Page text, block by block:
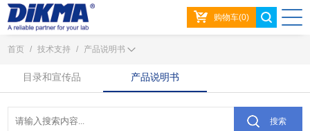
购物车(0)
首页 / 技术支持 / 产品说明书
目录和宣传品 产品说明书
搜索